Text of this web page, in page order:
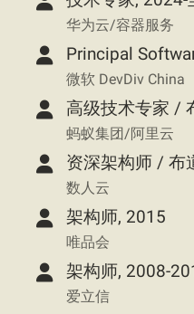
华为云/容器服务
Principal
微软 DevDiv China
高级技术专家 /
蚂蚁集团/阿里云
资深架构师 / 布
数人云
架构师, 2015
唯品会
架构师, 2008-
爱立信